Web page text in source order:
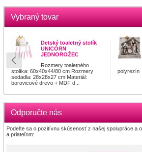
Vybraný tovar
Detský toaletný stolík
UNICORN
JEDNOROŽEC
Rozmery toaletného
stolíka: 60x40x44/80 cm Rozmery
sedadla: 28x28x27 cm Materiál:
borovicové drevo + MDF d...
polyrezín
Odporučte nás
Podeľte sa o pozitívnu skúsenosť z našej spolupráce a
a priateľom: